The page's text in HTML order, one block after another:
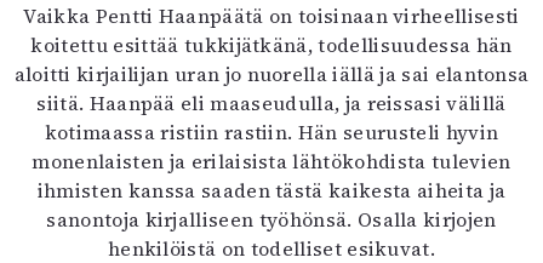
Vaikka Pentti Haanpäätä on toisinaan virheellisesti
koitettu esittää tukkijätkänä, todellisuudessa hän
aloitti kirjailijan uran jo nuorella iällä ja sai elantonsa
siitä. Haanpää eli maaseudulla, ja reissasi välillä
kotimaassa ristiin rastiin. Hän seurusteli hyvin
monenlaisten ja erilaisista lähtökohdista tulevien
ihmisten kanssa saaden tästä kaikesta aiheita ja
sanontoja kirjalliseen työhönsä. Osalla kirjojen
henkilöistä on todelliset esikuvat.